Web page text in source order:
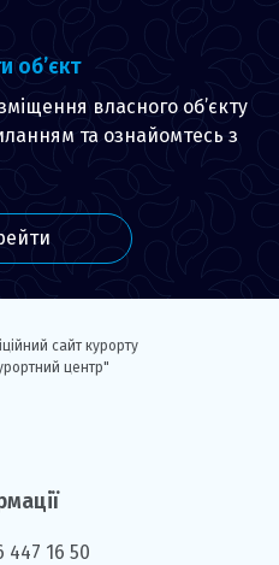
об’єкт
власного об’єкту
та ознайомтесь з
сайт курорту
центр"
447 16 50